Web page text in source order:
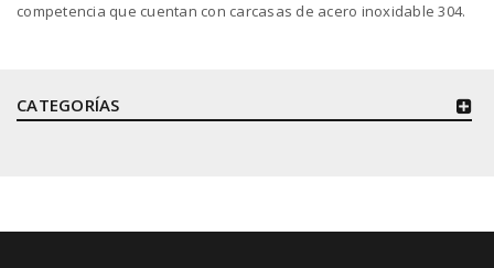
CATEGORÍAS
competencia que cuentan con carcasas de acero inoxidable 304.